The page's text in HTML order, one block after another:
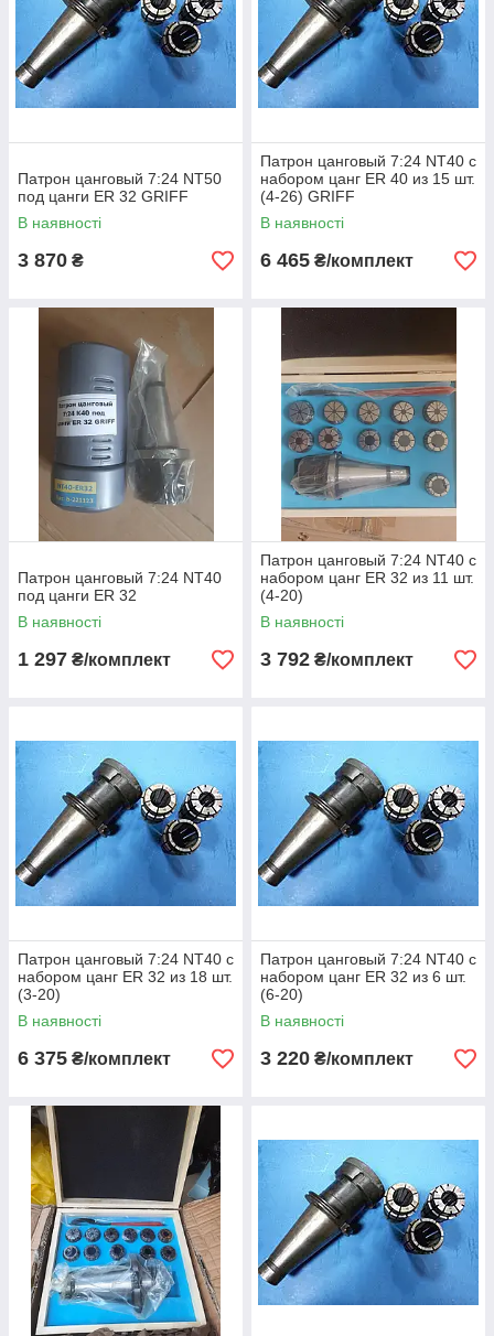
Патрон цанговый 7:24 NT50
под цанги ЕR 32 GRIFF
В наявності
3 870 ₴
Патрон цанговый 7:24 NT40 с
набором цанг ЕR 40 из 15 шт.
(4-26) GRIFF
В наявності
6 465 ₴/комплект
Патрон цанговый 7:24 NT40
под цанги ЕR 32
В наявності
1 297 ₴/комплект
Патрон цанговый 7:24 NT40 с
набором цанг ЕR 32 из 11 шт.
(4-20)
В наявності
3 792 ₴/комплект
Патрон цанговый 7:24 NT40 с
набором цанг ЕR 32 из 18 шт.
(3-20)
В наявності
6 375 ₴/комплект
Патрон цанговый 7:24 NT40 с
набором цанг ЕR 32 из 6 шт.
(6-20)
В наявності
3 220 ₴/комплект